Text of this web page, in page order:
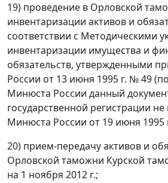
19) проведение в Орловской
инвентаризации активов и
соответствии с Методическими
инвентаризации имущества и
обязательств, утвержденными
России от 13 июня 1995 г. № 49
Минюста России данный
государственной регистрации
Минюста России от 19 июня 1995
20) прием-передачу активов и
Орловской таможни Курской
на 1 ноября 2012 г.;